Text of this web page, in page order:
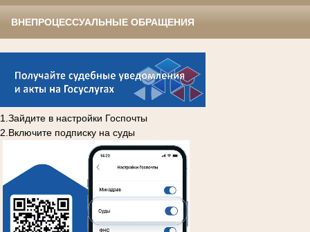
ВНЕПРОЦЕССУАЛЬНЫЕ ОБРАЩЕНИЯ
1.Зайдите в настройки Госпочты
2.Включите подписку на суды